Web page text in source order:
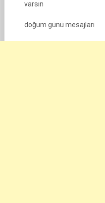
varsın
doğum günü mesajları